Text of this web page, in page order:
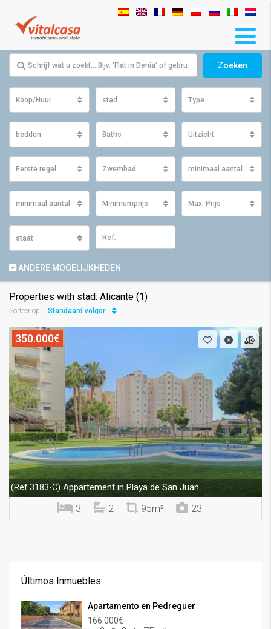
Zoeken
Koop/Huur stad Type
bedden Baths Uitzicht
Eerste regel Zwembad minimaal aantal m2
minimaal aantal m2 perceelMinimumprijs Max. Prijs
staat
ANDERE MOGELIJKHEDEN
Properties with stad: Alicante (1)
Sorteer op: Standaard volgorde
350.000€
(Ref.3183-C) Appartement in Playa de San Juan
3 2 95m² 23
Últimos Inmuebles
Apartamento en Pedreguer
166.000€